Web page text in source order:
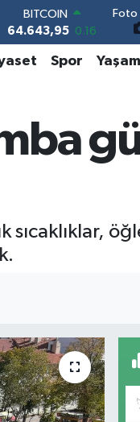
64.643,95
0.16
DOLAR
EURO
64,2398
GRAM ALTIN
6513.94 0.32
Foto
Spor Yaşam
sıcaklıklar,